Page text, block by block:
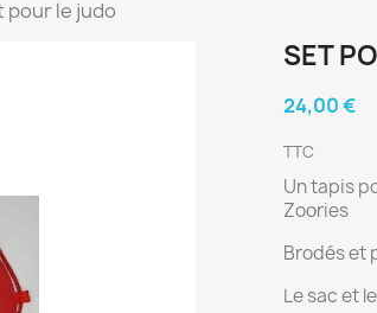
pour le judo
SET
24,00 €
TTC
Un tapis
Zoories
Brodés et
Le sac et